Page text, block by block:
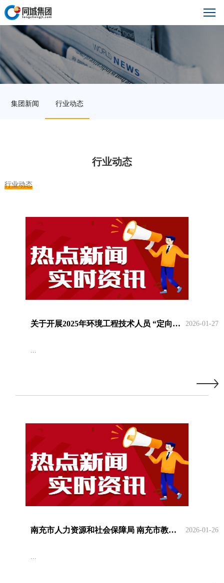
集团新闻 行业动态
行业动态
行业动态
关于开展2025年环境工程技术人员 “定向评价、定向使用”高级专业技术职务任职资格评审工作的通知 2026-01-27
南充市人力资源和社会保障局 南充市教育和体育局关于做好2025年度实验技术人员中级、初级职称申报评审工作的通知 2026-01-26